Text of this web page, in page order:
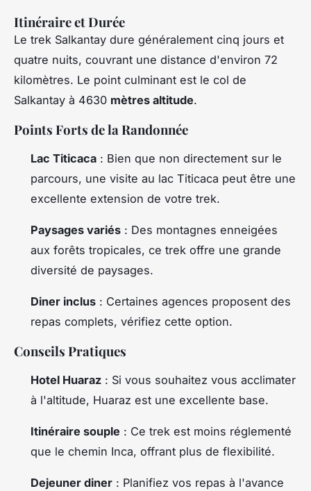
Itinéraire et Durée
Le trek Salkantay dure généralement cinq jours et
quatre nuits, couvrant une distance d'environ 72
kilomètres. Le point culminant est le col de
Salkantay à 4630 mètres altitude.
Points Forts de la Randonnée
Lac Titicaca : Bien que non directement sur le
parcours, une visite au lac Titicaca peut être une
excellente extension de votre trek.
Paysages variés : Des montagnes enneigées
aux forêts tropicales, ce trek offre une grande
diversité de paysages.
Diner inclus : Certaines agences proposent des
repas complets, vérifiez cette option.
Conseils Pratiques
Hotel Huaraz : Si vous souhaitez vous acclimater
à l'altitude, Huaraz est une excellente base.
Itinéraire souple : Ce trek est moins réglementé
que le chemin Inca, offrant plus de flexibilité.
Dejeuner diner : Planifiez vos repas à l'avance